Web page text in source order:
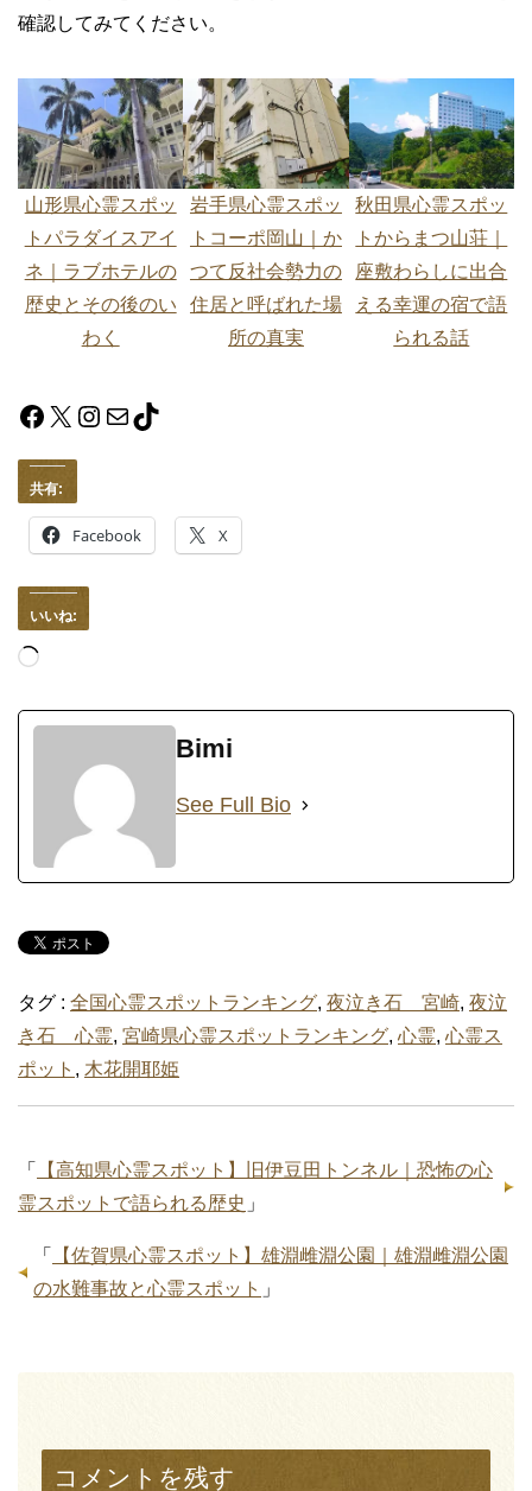
確認してみてください。
山形県心霊スポッ
トパラダイスアイ
ネ｜ラブホテルの
歴史とその後のい
わく
岩手県心霊スポッ
トコーポ岡山｜か
つて反社会勢力の
住居と呼ばれた場
所の真実
秋田県心霊スポッ
トからまつ山荘｜
座敷わらしに出合
える幸運の宿で語
られる話
Facebook
X Instagram
メールTikTok
共有:
Facebook X
いいね:
読
込
中…
Bimi
See Full Bio
タグ : 全国心霊スポットランキング, 夜泣き石 宮崎, 夜泣
き石 心霊, 宮崎県心霊スポットランキング, 心霊, 心霊ス
ポット , 木花開耶姫
「
【高知県心霊スポット】旧伊豆田トンネル｜恐怖の心
霊スポットで語られる歴史 」
「
【佐賀県心霊スポット】雄淵雌淵公園｜雄淵雌淵公園
の水難事故と心霊スポット 」
コメントを残す